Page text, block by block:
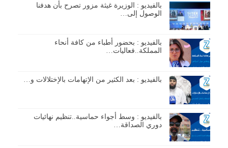
بالفيديو : الوزيرة غيثة مزور تصرح بأن هدفنا
الوصول إلى…
بالفيديو : بحضور أطباء من كافة أنحاء
المملكة..فعاليات…
بالفيديو : بعد الكثير من الإتهامات بالإختلالات و…
بالفيديو : وسط أجواء حماسية..تنظيم نهائيات
دوري الصداقة…